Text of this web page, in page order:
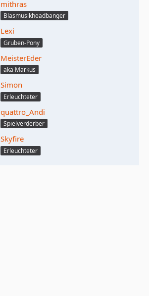
mithras
Blasmusikheadbanger
Lexi
Gruben-Pony
MeisterEder
aka Markus
Simon
Erleuchteter
quattro_Andi
Spielverderber
Skyfire
Erleuchteter